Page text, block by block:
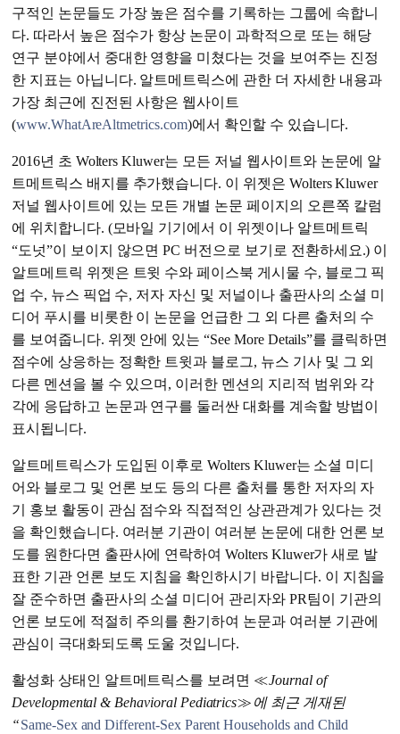
구적인 논문들도 가장 높은 점수를 기록하는 그룹에 속합니
다. 따라서 높은 점수가 항상 논문이 과학적으로 또는 해당
연구 분야에서 중대한 영향을 미쳤다는 것을 보여주는 진정
한 지표는 아닙니다. 알트메트릭스에 관한 더 자세한 내용과
가장 최근에 진전된 사항은 웹사이트
(www.WhatAreAltmetrics.com)에서 확인할 수 있습니다.
2016년 초 Wolters Kluwer는 모든 저널 웹사이트와 논문에 알
트메트릭스 배지를 추가했습니다. 이 위젯은 Wolters Kluwer
저널 웹사이트에 있는 모든 개별 논문 페이지의 오른쪽 칼럼
에 위치합니다. (모바일 기기에서 이 위젯이나 알트메트릭
“도넛”이 보이지 않으면 PC 버전으로 보기로 전환하세요.) 이
알트메트릭 위젯은 트윗 수와 페이스북 게시물 수, 블로그 픽
업 수, 뉴스 픽업 수, 저자 자신 및 저널이나 출판사의 소셜 미
디어 푸시를 비롯한 이 논문을 언급한 그 외 다른 출처의 수
를 보여줍니다. 위젯 안에 있는 “See More Details”를 클릭하면
점수에 상응하는 정확한 트윗과 블로그, 뉴스 기사 및 그 외
다른 멘션을 볼 수 있으며, 이러한 멘션의 지리적 범위와 각
각에 응답하고 논문과 연구를 둘러싼 대화를 계속할 방법이
표시됩니다.
알트메트릭스가 도입된 이후로 Wolters Kluwer는 소셜 미디
어와 블로그 및 언론 보도 등의 다른 출처를 통한 저자의 자
기 홍보 활동이 관심 점수와 직접적인 상관관계가 있다는 것
을 확인했습니다. 여러분 기관이 여러분 논문에 대한 언론 보
도를 원한다면 출판사에 연락하여 Wolters Kluwer가 새로 발
표한 기관 언론 보도 지침을 확인하시기 바랍니다. 이 지침을
잘 준수하면 출판사의 소셜 미디어 관리자와 PR팀이 기관의
언론 보도에 적절히 주의를 환기하여 논문과 여러분 기관에
관심이 극대화되도록 도울 것입니다.
활성화 상태인 알트메트릭스를 보려면 ≪Journal of
Developmental & Behavioral Pediatrics≫ 에 최근 게재된
“Same-Sex and Different-Sex Parent Households and Child